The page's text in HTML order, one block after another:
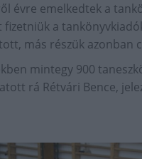
évre emelkedtek a
fizetniük a
más részük azonban
mintegy 900
rá Rétvári Bence,